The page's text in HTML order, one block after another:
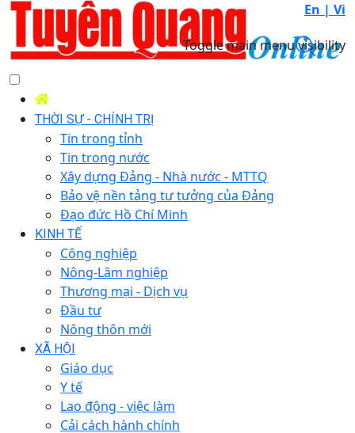
En | Vi
Toggle main menu visibility
THỜI SỰ - CHÍNH TRỊ
Tin trong tỉnh
Tin trong nước
Xây dựng Đảng - Nhà nước - MTTQ
Bảo vệ nền tảng tư tưởng của Đảng
Đạo đức Hồ Chí Minh
KINH TẾ
Công nghiệp
Nông-Lâm nghiệp
Thương mại - Dịch vụ
Đầu tư
Nông thôn mới
XÃ HỘI
Giáo dục
Y tế
Lao động - việc làm
Cải cách hành chính